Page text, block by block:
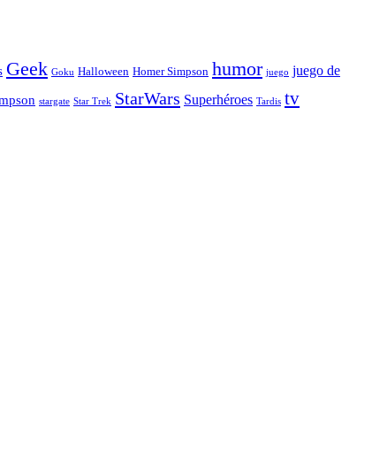
Geek Goku Halloween Homer Simpson humor juego juego de
stargate Star Trek StarWars Superhéroes Tardis tv